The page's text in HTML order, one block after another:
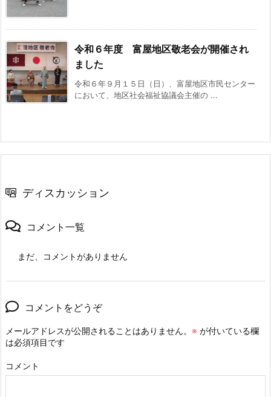
令和６年度 富屋地区敬老会が開催され
ました
令和６年９月１５日（日）、富屋地区市民センター
において、地区社会福祉協議会主催の ...
ディスカッション
コメント一覧
まだ、コメントがありません
コメントをどうぞ
メールアドレスが公開されることはありません。 ※ が付いている欄
は必須項目です
コメント